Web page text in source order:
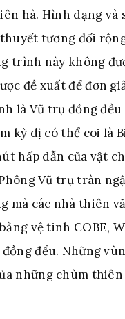
hà. Hình dạng và
tương đối
trình này không
đề xuất để đơn
là Vũ trụ đồng
kỳ dị có thể coi là
hấp dẫn của vật
Vũ trụ tràn
mà các nhà thiên
vệ tinh COBE,
đểu. Những
những chùm